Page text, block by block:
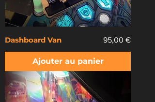
Dashboard Van Prix
95,00 €
Ajouter au panier